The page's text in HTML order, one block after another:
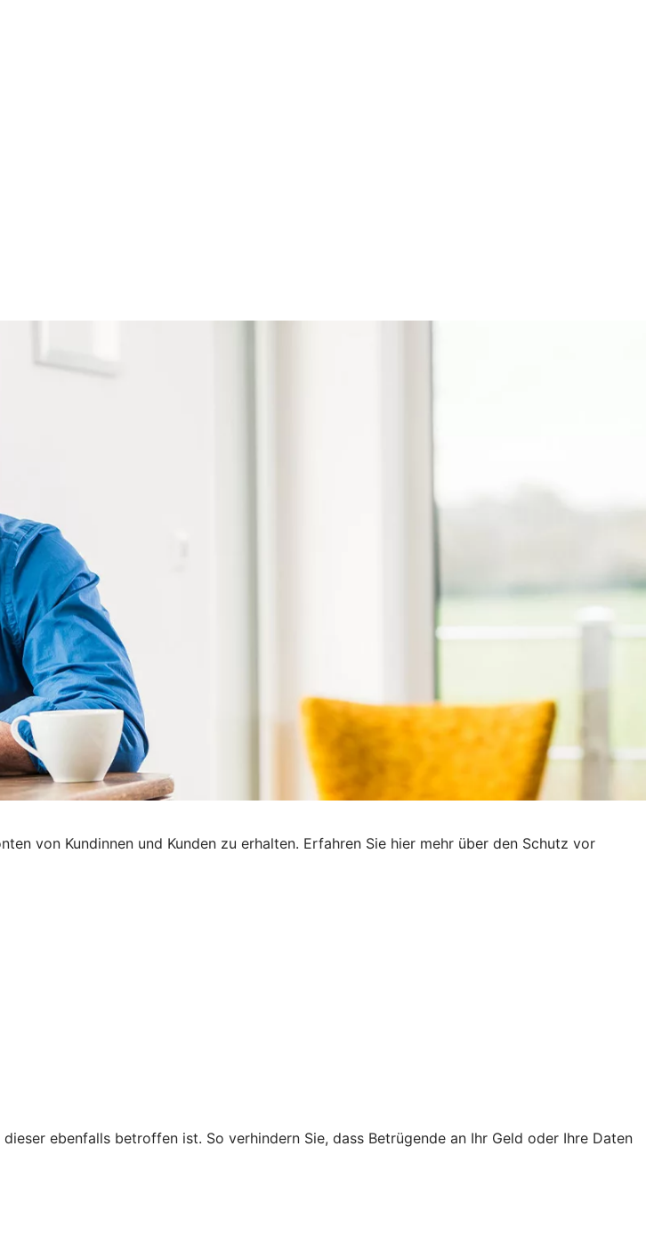
von Kundinnen und Kunden zu erhalten. Erfahren Sie hier mehr über den Schutz vor
ebenfalls betroffen ist. So verhindern Sie, dass Betrügende an Ihr Geld oder Ihre Daten